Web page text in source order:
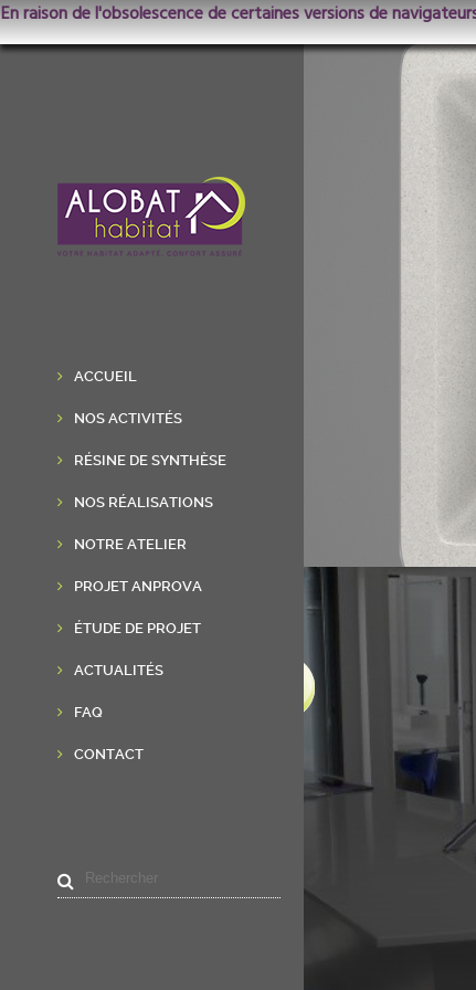
En raison de l'obsolescence de certaines versions de
ACCUEIL
NOS ACTIVITÉS
RÉSINE DE SYNTHÈSE
NOS RÉALISATIONS
NOTRE ATELIER
PROJET ANPROVA
ÉTUDE DE PROJET
ACTUALITÉS
FAQ
CONTACT
Résine de synthèse